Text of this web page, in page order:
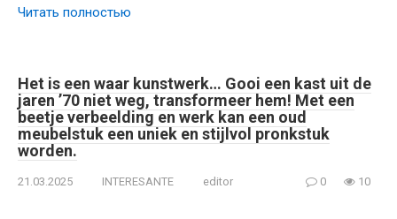
Читать полностью
Het is een waar kunstwerk… Gooi een kast uit de
jaren ’70 niet weg, transformeer hem! Met een
beetje verbeelding en werk kan een oud
meubelstuk een uniek en stijlvol pronkstuk
worden.
21.03.2025 INTERESANTE editor 0 10